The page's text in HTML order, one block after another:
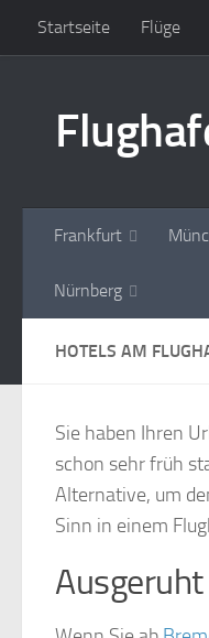
Zum Inhalt springen
Startseite Flüge
Frankfurt
Nürnberg
HOTELS AM
Sie haben Ihren
schon sehr früh
Alternative, um
Sinn in einem